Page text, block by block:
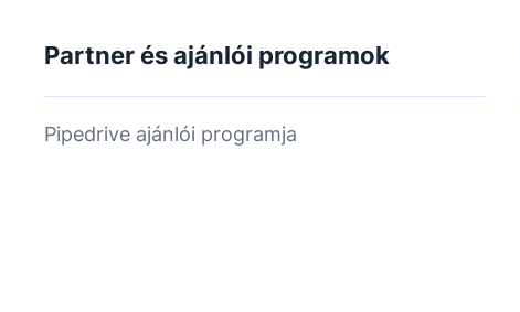
Partner és ajánlói programok
Pipedrive ajánlói programja